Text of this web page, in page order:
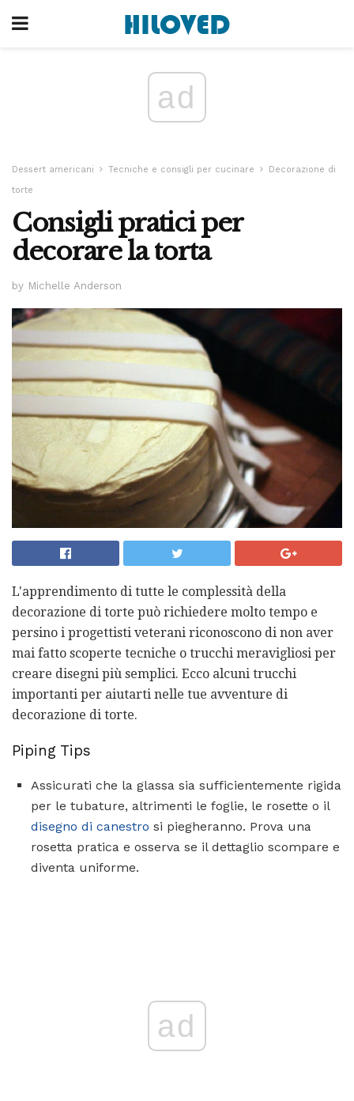
ad
Dessert americani Tecniche e consigli per cucinare
Decorazione di
torte
Consigli pratici per
decorare la torta
by Michelle Anderson
L'apprendimento di tutte le complessità della
decorazione di torte può richiedere molto tempo e
persino i progettisti veterani riconoscono di non aver
mai fatto scoperte tecniche o trucchi meravigliosi per
creare disegni più semplici. Ecco alcuni trucchi
importanti per aiutarti nelle tue avventure di
decorazione di torte.
Piping Tips
Assicurati che la glassa sia sufficientemente rigida
per le tubature, altrimenti le foglie, le rosette o il
disegno di canestro si piegheranno. Prova una
rosetta pratica e osserva se il dettaglio scompare e
diventa uniforme.
ad